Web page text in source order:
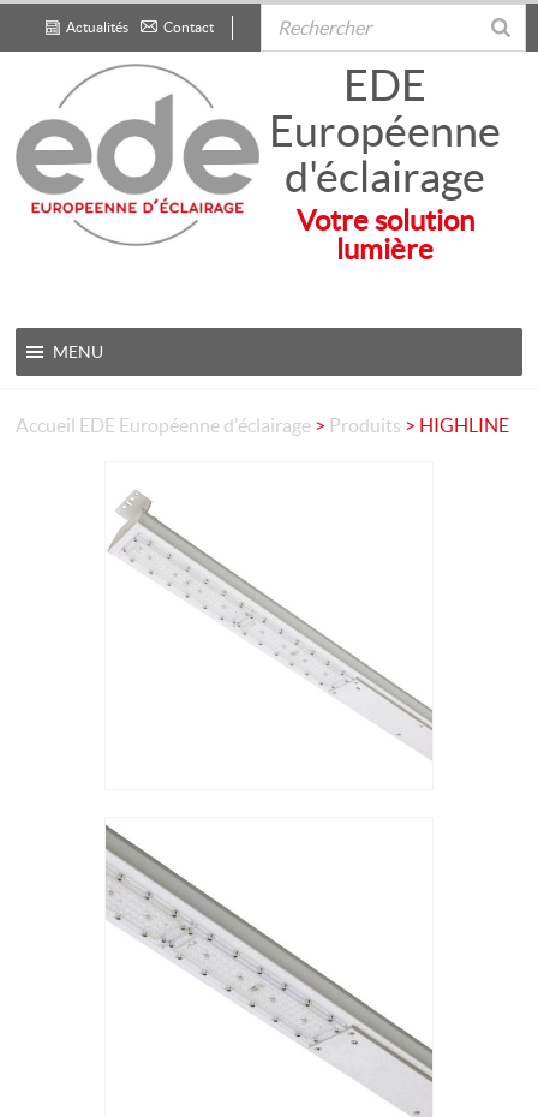
Contact
Actualités
EDE
Européenne
d'éclairage
Votre solution
lumière
MENU
Accueil EDE Européenne d'éclairage > Produits > HIGHLINE